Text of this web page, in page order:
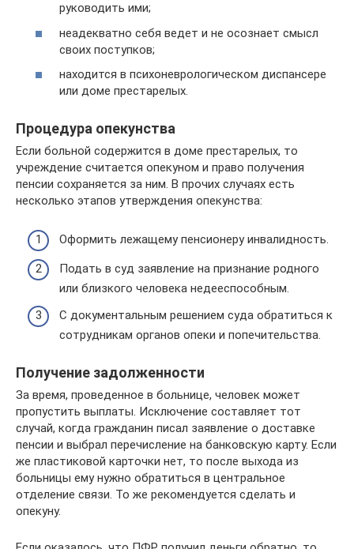
руководить ими;
неадекватно себя ведет и не осознает смысл
своих поступков;
находится в психоневрологическом диспансере
или доме престарелых.
Процедура опекунства
Если больной содержится в доме престарелых, то
учреждение считается опекуном и право получения
пенсии сохраняется за ним. В прочих случаях есть
несколько этапов утверждения опекунства:
Оформить лежащему пенсионеру инвалидность.
Подать в суд заявление на признание родного
или близкого человека недееспособным.
С документальным решением суда обратиться к
сотрудникам органов опеки и попечительства.
Получение задолженности
За время, проведенное в больнице, человек может
пропустить выплаты. Исключение составляет тот
случай, когда гражданин писал заявление о доставке
пенсии и выбрал перечисление на банковскую карту. Если
же пластиковой карточки нет, то после выхода из
больницы ему нужно обратиться в центральное
отделение связи. То же рекомендуется сделать и
опекуну.